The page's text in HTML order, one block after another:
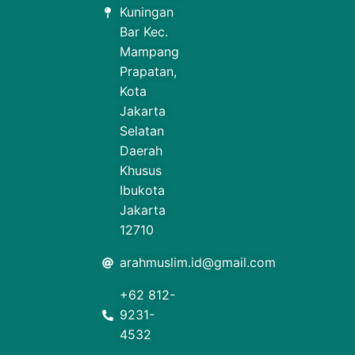
Kuningan
Bar Kec.
Mampang
Prapatan,
Kota
Jakarta
Selatan
Daerah
Khusus
Ibukota
Jakarta
12710
arahmuslim.id@gmail.com
+62 812-
9231-
4532